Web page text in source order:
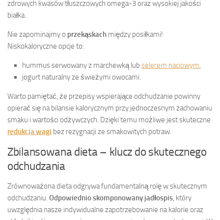
zdrowych kwasów tłuszczowych omega-3 oraz wysokiej jakości
białka.
Nie zapominajmy o przekąskach między posiłkami!
Niskokaloryczne opcje to:
hummus serwowany z marchewką lub selerem naciowym,
jogurt naturalny ze świeżymi owocami.
Warto pamiętać, że przepisy wspierające odchudzanie powinny
opierać się na bilansie kalorycznym przy jednoczesnym zachowaniu
smaku i wartości odżywczych. Dzięki temu możliwe jest skuteczne
redukcja wagi bez rezygnacji ze smakowitych potraw.
Zbilansowana dieta – klucz do skutecznego
odchudzania
Zrównoważona dieta odgrywa fundamentalną rolę w skutecznym
odchudzaniu. Odpowiednio skomponowany jadłospis, który
uwzględnia nasze indywidualne zapotrzebowanie na kalorie oraz